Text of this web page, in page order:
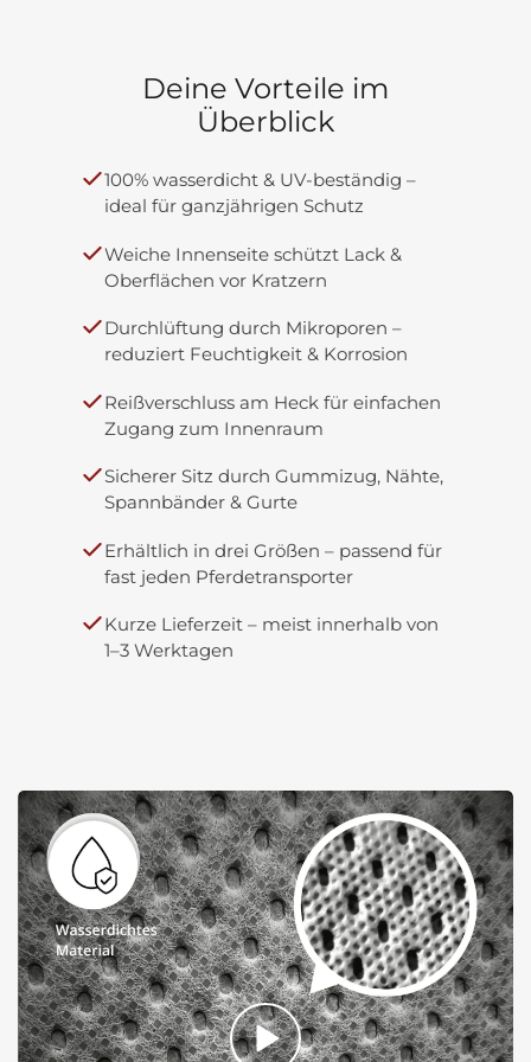
VerkaufDeichselabdeckungen für
undDeichselabdeckungen
Deine Vorteile im
Überblick
100% wasserdicht & UV-beständig –
ideal für ganzjährigen Schutz
Weiche Innenseite schützt Lack &
Oberflächen vor Kratzern
Durchlüftung durch Mikroporen –
reduziert Feuchtigkeit & Korrosion
Reißverschluss am Heck für einfachen
Zugang zum Innenraum
Sicherer Sitz durch Gummizug, Nähte,
Spannbänder & Gurte
Erhältlich in drei Größen – passend für
fast jeden Pferdetransporter
Kurze Lieferzeit – meist innerhalb von
1–3 Werktagen